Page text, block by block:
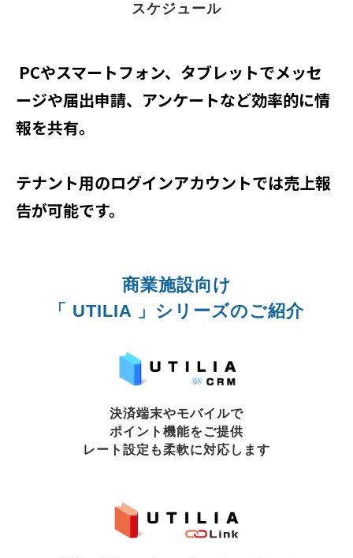
スケジュール
PCやスマートフォン、タブレットでメッセ
ージや届出申請、アンケートなど効率的に情
報を共有。
テナント用のログインアカウントでは売上報
告が可能です。
商業施設向け
「 UTILIA 」シリーズのご紹介
決済端末やモバイルで
ポイント機能をご提供
レート設定も柔軟に対応します